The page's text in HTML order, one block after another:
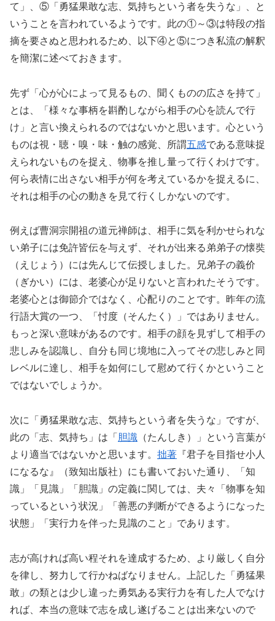
て」、⑤「勇猛果敢な志、気持ちという者を失うな」、と
いうことを言われているようです。此の①～③は特段の指
摘を要さぬと思われるため、以下④と⑤につき私流の解釈
を簡潔に述べておきます。
先ず「心が心によって見るもの、聞くものの広さを持て」
とは、「様々な事柄を斟酌しながら相手の心を読んで行
け」と言い換えられるのではないかと思います。心という
ものは視・聴・嗅・味・触の感覚、所謂五感である意味捉
えられないものを捉え、物事を推し量って行くわけです。
何ら表情に出さない相手が何を考えているかを捉えるに、
それは相手の心の動きを見て行くしかないのです。
例えば曹洞宗開祖の道元禅師は、相手に気を利かせられな
い弟子には免許皆伝を与えず、それが出来る弟弟子の懐奘
（えじょう）には先んじて伝授しました。兄弟子の義价
（ぎかい）には、老婆心が足りないと言われたそうです。
老婆心とは御節介ではなく、心配りのことです。昨年の流
行語大賞の一つ、「忖度（そんたく）」ではありません。
もっと深い意味があるのです。相手の顔を見ずして相手の
悲しみを認識し、自分も同じ境地に入ってその悲しみと同
レベルに達し、相手を如何にして慰めて行くかということ
ではないでしょうか。
次に「勇猛果敢な志、気持ちという者を失うな」ですが、
此の「志、気持ち」は「 胆識 （たんしき）」という言葉が
より適当ではないかと思います。 拙著 『君子を目指せ小人
になるな』（致知出版社）にも書いておいた通り、「知
識」「見識」「胆識」の定義に関しては、夫々「物事を知
っているという状況」「善悪の判断ができるようになった
状態」「実行力を伴った見識のこと」であります。
志が高ければ高い程それを達成するため、より厳しく自分
を律し、努力して行かねばなりません。上記した「勇猛果
敢」の類とは少し違った勇気ある実行力を有した人でなけ
れば、本当の意味で志を成し遂げることは出来ないので